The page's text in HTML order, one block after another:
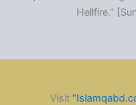
Hellfire.”
Visit